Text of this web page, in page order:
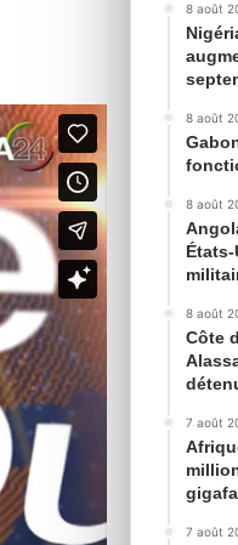
8 août
8 août
8 août
8 août
Côte
7 août
7 août